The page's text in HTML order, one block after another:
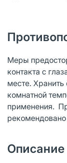
Меры
контакта с
месте.
комнатной
применения.
рекомендовано
Описание